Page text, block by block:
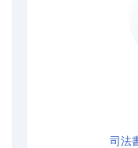
司法